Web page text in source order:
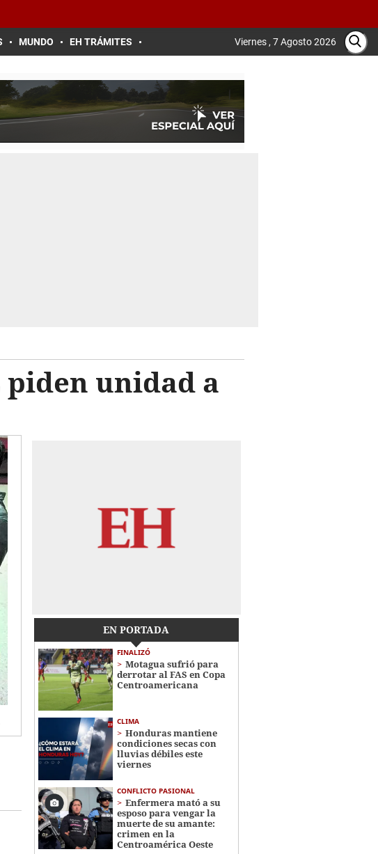
MUNDO EH TRÁMITES Viernes , 7 Agosto 2026
unidad a
EN PORTADA
FINALIZÓ
Motagua sufrió para
derrotar al FAS en Copa
Centroamericana
CLIMA
Honduras mantiene
condiciones secas con
lluvias débiles este
viernes
CONFLICTO PASIONAL
Enfermera mató a su
esposo para vengar la
muerte de su amante:
crimen en la
Centroamérica Oeste